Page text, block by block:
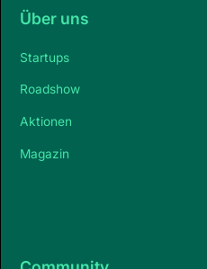
Über uns
Startups
Roadshow
Aktionen
Magazin